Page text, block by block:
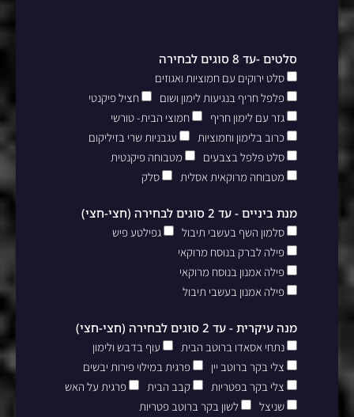
סלטים -עד 8 סוגים לבחירה
סלט ירוקים עם חמוציות ואגוזים
פלפל חריף בנגיעות לימון ושום
חציל פיקנטי
גזר עם לימון חריף
חמוצי הבית- טורשי
כרוב בלימון וחמוציות
עגבניות שרי בזיליקום
סלט פלפל בצבעים
מטבוחה פיקנטית
מטבוחה מרוקאית אסלית
סלק
מנת ביניים - עד 2 סוגים לבחירה (חצי-חצי)
סלמון השף בעשבי תיבול
גפילטע פיש
פילה לברק בנוסח מרוקאי
פילה אמנון בנוסח מרוקאי
פילה אמנון בעשבי תיבול
מנה עיקרית - עד 2 סוגים לבחירה (חצי-חצי)
נתחי אסאדו ברוטב הבית
עוף בדבש ולימון
צלי בקר ברוטב יין
פרגית במילוי פירות יבשים
צלי בקר בפטריות
קבב הבית
פרגית על האש
שניצל
לשון בקר ברוטב פטריות